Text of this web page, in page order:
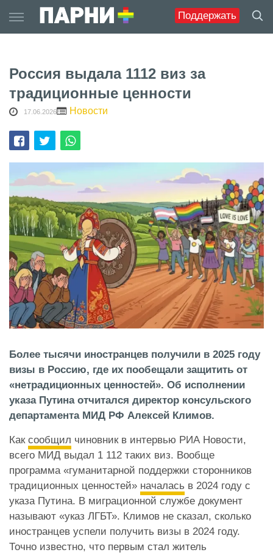
Поддержать
to
content
Россия выдала 1112 виз за
традиционные ценности
17.06.2026 Новости
Более тысячи иностранцев получили в 2025 году
визы в Россию, где их пообещали защитить от
«нетрадиционных ценностей». Об исполнении
указа Путина отчитался директор консульского
департамента МИД РФ Алексей Климов.
Как сообщил чиновник в интервью РИА Новости,
всего МИД выдал 1 112 таких виз. Вообще
программа «гуманитарной поддержки сторонников
традиционных ценностей» началась в 2024 году с
указа Путина. В миграционной службе документ
называют «указ ЛГБТ». Климов не сказал, сколько
иностранцев успели получить визы в 2024 году.
Точно известно, что первым стал житель